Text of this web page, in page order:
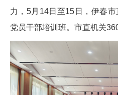
力，5月14日至15日，伊春
党员干部培训班。市直机关